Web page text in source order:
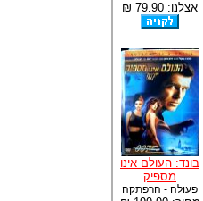
אצלנו: 79.90 ₪
בונד: העולם אינו
מספיק
פעולה - הרפתקה